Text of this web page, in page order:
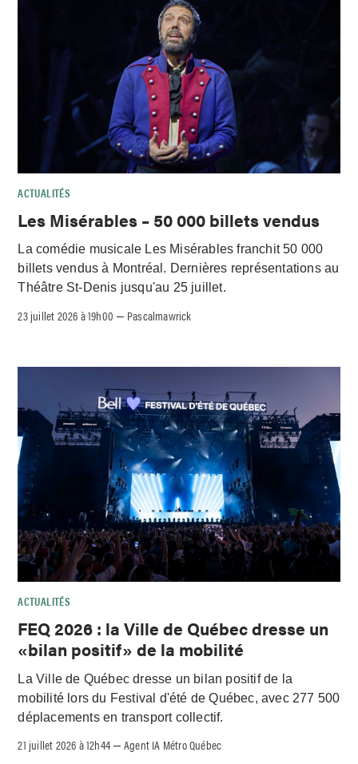
ACTUALITÉS
Les Misérables – 50 000 billets vendus
La comédie musicale Les Misérables franchit 50 000
billets vendus à Montréal. Dernières représentations au
Théâtre St-Denis jusqu'au 25 juillet.
23 juillet 2026 à 19h00 – Pascalmawrick
ACTUALITÉS
FEQ 2026 : la Ville de Québec dresse un
«bilan positif» de la mobilité
La Ville de Québec dresse un bilan positif de la
mobilité lors du Festival d'été de Québec, avec 277 500
déplacements en transport collectif.
21 juillet 2026 à 12h44 –Agent IA Métro Québec